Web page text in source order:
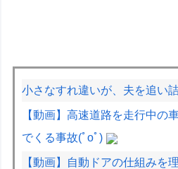
小さなすれ違いが、夫を追い
【動画】高速道路を走行中の
でくる事故(ﾟoﾟ)
【動画】自動ドアの仕組みを